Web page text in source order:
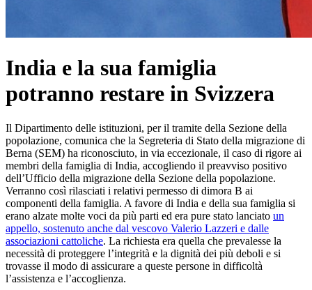
India e la sua famiglia
potranno restare in Svizzera
Il Dipartimento delle istituzioni, per il tramite della Sezione della
popolazione, comunica che la Segreteria di Stato della migrazione di
Berna (SEM) ha riconosciuto, in via eccezionale, il caso di rigore ai
membri della famiglia di India, accogliendo il preavviso positivo
dell’Ufficio della migrazione della Sezione della popolazione.
Verranno così rilasciati i relativi permesso di dimora B ai
componenti della famiglia. A favore di India e della sua famiglia si
erano alzate molte voci da più parti ed era pure stato lanciato un
appello, sostenuto anche dal vescovo Valerio Lazzeri e dalle
associazioni cattoliche. La richiesta era quella che prevalesse la
necessità di proteggere l’integrità e la dignità dei più deboli e si
trovasse il modo di assicurare a queste persone in difficoltà
l’assistenza e l’accoglienza.